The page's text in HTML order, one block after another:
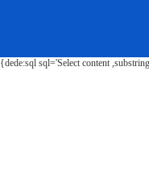
{dede:sql sql='Select content